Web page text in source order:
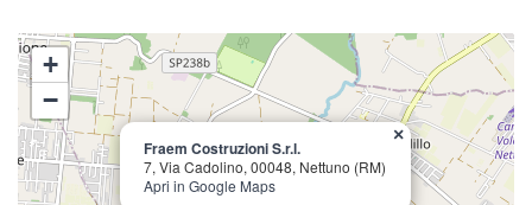
Fraem Costruzioni S.r.l.
7, Via Cadolino, 00048, Nettuno (RM)
Apri in Google Maps
×
+
−